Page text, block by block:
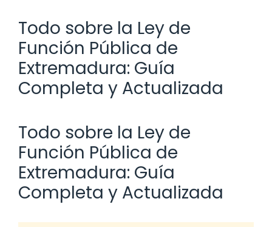
Todo sobre la Ley de
Función Pública de
Extremadura: Guía
Completa y Actualizada
Todo sobre la Ley de
Función Pública de
Extremadura: Guía
Completa y Actualizada